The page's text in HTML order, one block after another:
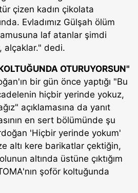
çizen kadın çikolata
Evladımız Gülşah ölüm
laf atanlar şimdi
alçaklar." dedi.
OTURUYORSUN"
bir gün önce yaptığı "Bu
hiçbir yerinde yokuz,
açıklamasına da yanıt
en sert bölümünde şu
'Hiçbir yerinde yokum'
altı kere barikatlar çektiğin,
altında üstüne çıktığım
şoför koltuğunda